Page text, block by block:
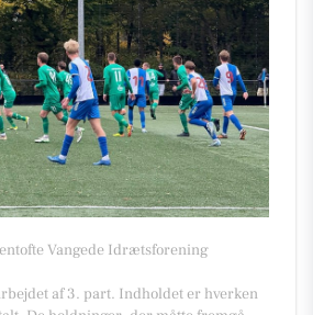
Vangede Idrætsforening
af 3. part. Indholdet er hverken